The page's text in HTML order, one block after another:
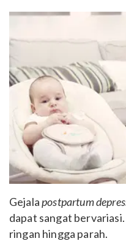
Gejalapostpartum
dapat sangat
ringan hingga parah.